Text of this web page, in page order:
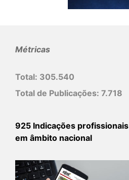
Métricas
Total: 305.540
Total de Publicações: 7.718
925 Indicações profissionais
em âmbito nacional